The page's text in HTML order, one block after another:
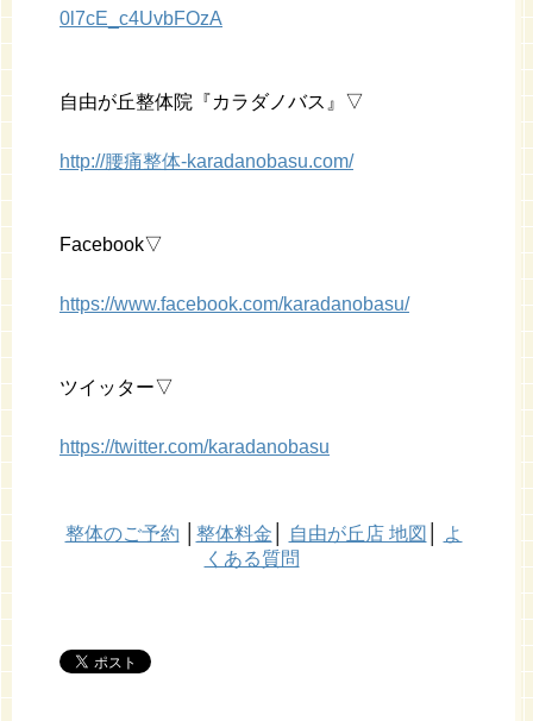
0l7cE_c4UvbFOzA
自由が丘整体院『カラダノバス』▽
http://腰痛整体-karadanobasu.com/
Facebook▽
https://www.facebook.com/karadanobasu/
ツイッター▽
https://twitter.com/karadanobasu
整体のご予約 整体料金 自由が丘店 地図
よ
くある質問